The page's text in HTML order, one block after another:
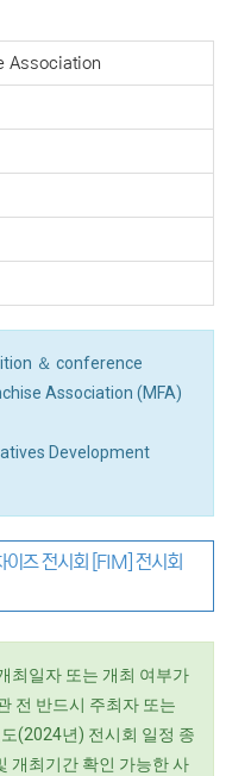
Association
＆ conference
Association (MFA)
Development
즈 전시회 [FIM] 전시회
최일자 또는 개최 여부가
전 반드시 주최자 또는
(2024년) 전시회 일정 종
개최기간 확인 가능한 사